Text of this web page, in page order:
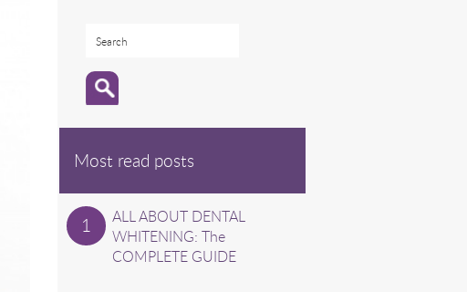
Most read posts
ALL ABOUT DENTAL
WHITENING: The
COMPLETE GUIDE